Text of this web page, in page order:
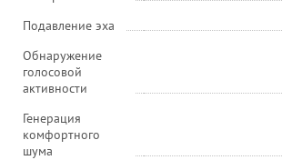
Подавление эха
Обнаружение
голосовой
активности
Генерация
комфортного
шума